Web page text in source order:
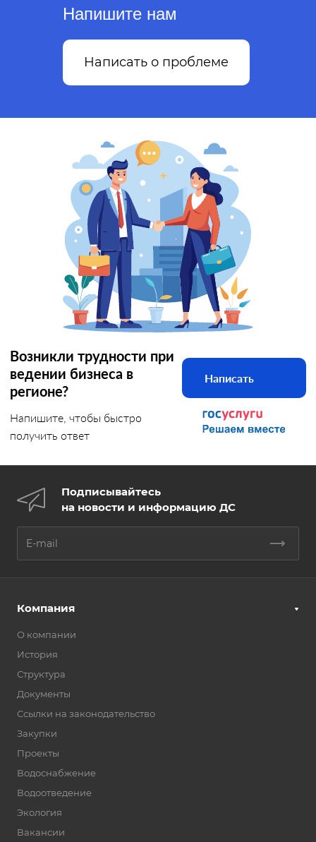
Напишите нам
Написать о проблеме
Возникли трудности при
ведении бизнеса в
регионе?
Напишите, чтобы быстро
получить ответ
Написать
Подписывайтесь
на новости и информацию ДС
Компания
О компании
История
Структура
Документы
Ссылки на законодательство
Закупки
Проекты
Водоснабжение
Водоотведение
Экология
Вакансии